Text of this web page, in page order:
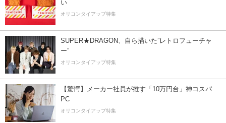
い
オリコンタイアップ特集
SUPER★DRAGON、自ら描いた”レトロフューチャ
ー”
オリコンタイアップ特集
【驚愕】メーカー社員が推す「10万円台」神コスパ
PC
オリコンタイアップ特集